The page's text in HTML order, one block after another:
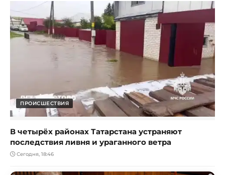
ПРОИСШЕСТВИЯ
В четырёх районах Татарстана устраняют
последствия ливня и ураганного ветра
Сегодня, 18:46